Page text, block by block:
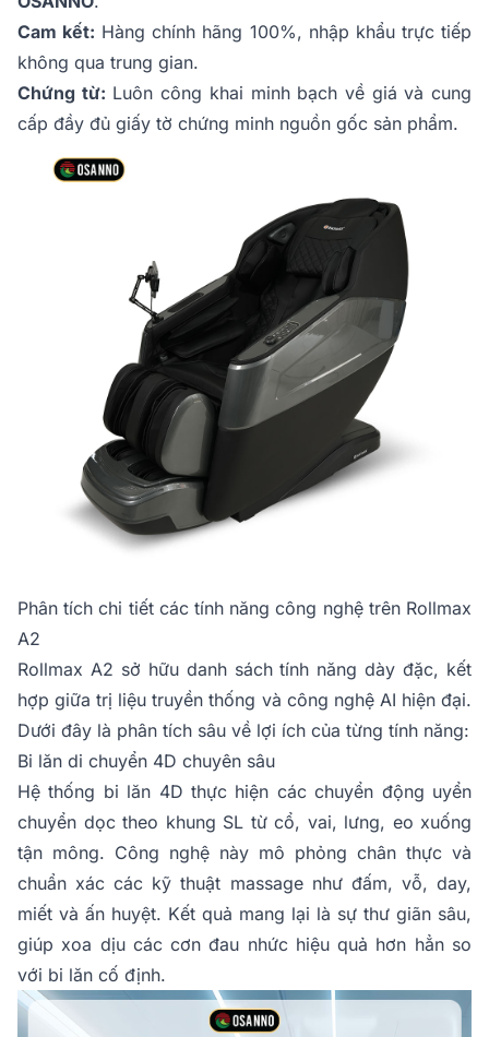
Cam kết: Hàng chính hãng 100%, nhập khẩu trực tiếp
không qua trung gian.
Chứng từ: Luôn công khai minh bạch về giá và cung
cấp đầy đủ giấy tờ chứng minh nguồn gốc sản phẩm.
Phân tích chi tiết các tính năng công nghệ trên Rollmax
A2
Rollmax A2 sở hữu danh sách tính năng dày đặc, kết
hợp giữa trị liệu truyền thống và công nghệ AI hiện đại.
Dưới đây là phân tích sâu về lợi ích của từng tính năng:
Bi lăn di chuyển 4D chuyên sâu
Hệ thống bi lăn 4D thực hiện các chuyển động uyển
chuyển dọc theo khung SL từ cổ, vai, lưng, eo xuống
tận mông. Công nghệ này mô phỏng chân thực và
chuẩn xác các kỹ thuật massage như đấm, vỗ, day,
miết và ấn huyệt. Kết quả mang lại là sự thư giãn sâu,
giúp xoa dịu các cơn đau nhức hiệu quả hơn hẳn so
với bi lăn cố định.